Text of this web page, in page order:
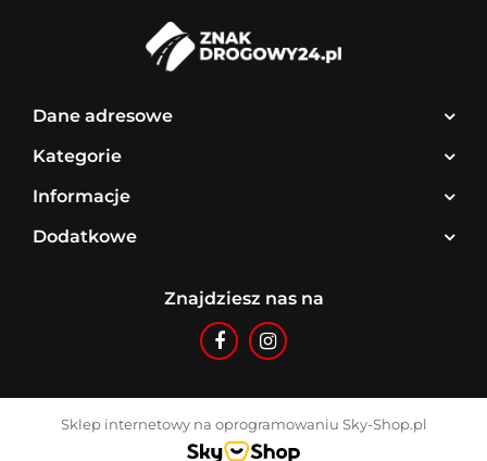
Dane adresowe
Kategorie
Informacje
Dodatkowe
Znajdziesz nas na
Sklep internetowy na oprogramowaniu Sky-Shop.pl